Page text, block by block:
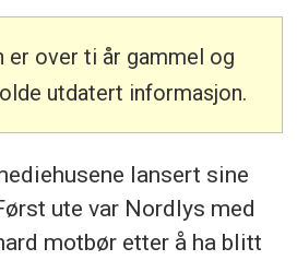
er over ti år gammel og
utdatert informasjon.
lansert sine
ute var Nordlys med
motbør etter å ha blitt